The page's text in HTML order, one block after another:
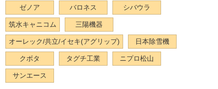
ゼノア バロネス シバウラ
筑水キャニコム 三陽機器
オーレック/共立/イセキ(アグリップ) 日本除雪機
クボタ タグチ工業 ニプロ松山
サンエース